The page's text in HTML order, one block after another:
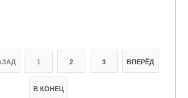
1 2 3 ВПЕРЁД
В КОНЕЦ